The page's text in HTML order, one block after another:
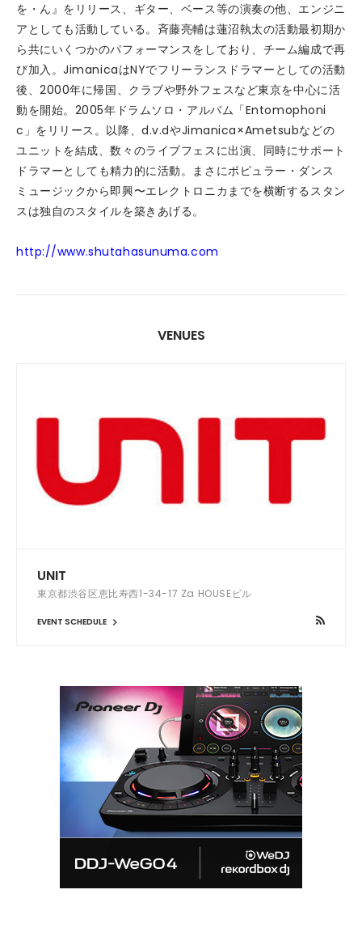
を・ん』をリリース、ギター、ベース等の演奏の他、エンジニ
アとしても活動している。斉藤亮輔は蓮沼執太の活動最初期か
ら共にいくつかのパフォーマンスをしており、チーム編成で再
び加入。JimanicaはNYでフリーランスドラマーとしての活動
後、2000年に帰国、クラブや野外フェスなど東京を中心に活
動を開始。2005年ドラムソロ・アルバム「Entomophoni
c」をリリース。以降、d.v.dやJimanica×Ametsubなどの
ユニットを結成、数々のライブフェスに出演、同時にサポート
ドラマーとしても精力的に活動。まさにポピュラー・ダンス
ミュージックから即興〜エレクトロニカまでを横断するスタン
スは独自のスタイルを築きあげる。
http://www.shutahasunuma.com
VENUES
UNIT
東京都渋谷区恵比寿西1-34-17 Za HOUSEビル
EVENT SCHEDULE